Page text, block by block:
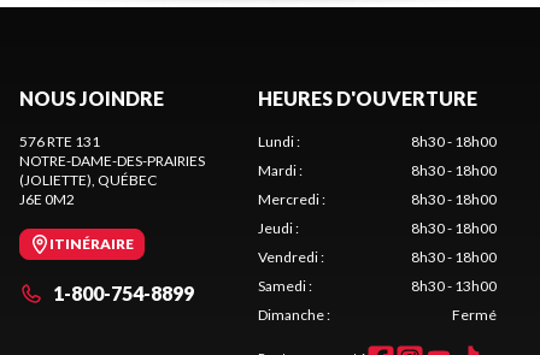
NOUS JOINDRE
576 RTE 131
NOTRE-DAME-DES-PRAIRIES
(JOLIETTE), QUÉBEC
J6E 0M2
ITINÉRAIRE
1-800-754-8899
HEURES D'OUVERTURE
Lundi:
8h30 - 18h00
Mardi:
8h30 - 18h00
Mercredi:
8h30 - 18h00
Jeudi:
8h30 - 18h00
Vendredi:
8h30 - 18h00
Samedi:
8h30 - 13h00
Dimanche: Fermé